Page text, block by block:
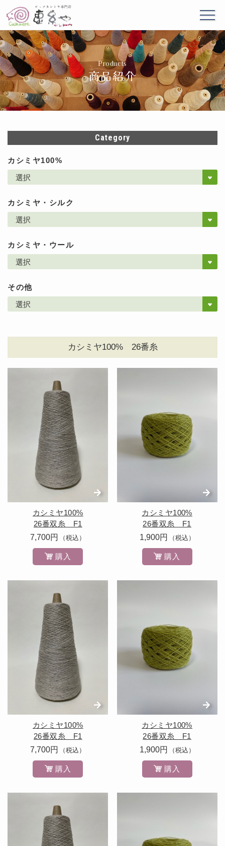
Products
商品紹介
Category
カシミヤ100%
カシミヤ・シルク
カシミヤ・ウール
その他
カシミヤ100% 26番糸
カシミヤ100%
26番双糸 F1
7,700円
（税込）
購入
カシミヤ100%
26番双糸 F1
1,900円
（税込）
購入
カシミヤ100%
26番双糸 F1
7,700円
（税込）
購入
カシミヤ100%
26番双糸 F1
1,900円
（税込）
購入